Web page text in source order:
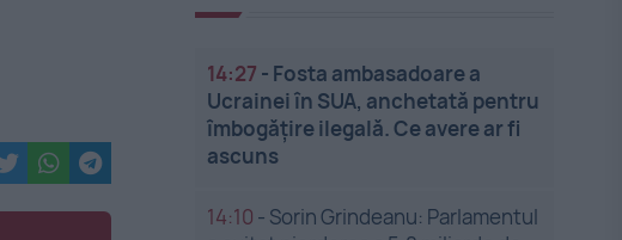
14:27 - Fosta ambasadoare a
Ucrainei în SUA, anchetată pentru
îmbogățire ilegală. Ce avere ar fi
ascuns
14:10 - Sorin Grindeanu: Parlamentul